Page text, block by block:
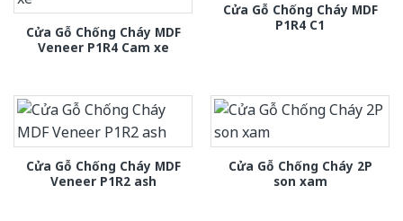
Cửa Gỗ Chống Cháy MDF
Veneer P1R4 Cam xe
Cửa Gỗ Chống Cháy MDF
P1R4 C1
Cửa Gỗ Chống Cháy MDF
Veneer P1R2 ash
Cửa Gỗ Chống Cháy 2P
son xam